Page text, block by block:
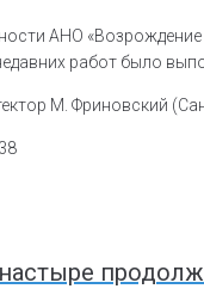
АНО
работ было
М. Фриновский